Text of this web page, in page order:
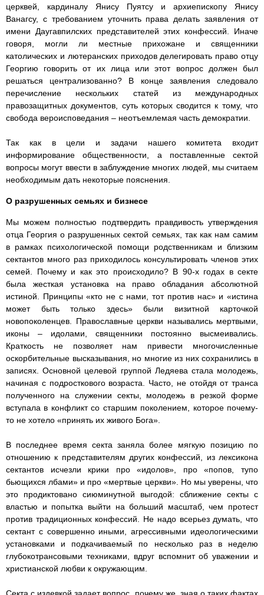
церквей, кардиналу Янису Пуятсу и архиепископу Янису
Ванагсу, с требованием уточнить права делать заявления от
имени Даугавпилских представителей этих конфессий. Иначе
говоря, могли ли местные прихожане и священники
католических и лютеранских приходов делегировать право отцу
Георгию говорить от их лица или этот вопрос должен был
решаться централизованно? В конце заявления следовало
перечисление нескольких статей из международных
правозащитных документов, суть которых сводится к тому, что
свобода вероисповедания – неотъемлемая часть демократии.
Так как в цели и задачи нашего комитета входит
информирование общественности, а поставленные сектой
вопросы могут ввести в заблуждение многих людей, мы считаем
необходимым дать некоторые пояснения.
О разрушенных семьях и бизнесе
Мы можем полностью подтвердить правдивость утверждения
отца Георгия о разрушенных сектой семьях, так как нам самим
в рамках психологической помощи родственникам и близким
сектантов много раз приходилось консультировать членов этих
семей. Почему и как это происходило? В 90-х годах в секте
была жесткая установка на право обладания абсолютной
истиной. Принципы «кто не с нами, тот против нас» и «истина
может быть только здесь» были визитной карточкой
новопоколенцев. Православные церкви назывались мертвыми,
иконы – идолами, священники постоянно высмеивались.
Краткость не позволяет нам привести многочисленные
оскорбительные высказывания, но многие из них сохранились в
записях. Основной целевой группой Ледяева стала молодежь,
начиная с подросткового возраста. Часто, не отойдя от транса
полученного на служении секты, молодежь в резкой форме
вступала в конфликт со старшим поколением, которое почему-
то не хотело «принять их живого Бога».
В последнее время секта заняла более мягкую позицию по
отношению к представителям других конфессий, из лексикона
сектантов исчезли крики про «идолов», про «попов, тупо
бьющихся лбами» и про «мертвые церкви». Но мы уверены, что
это продиктовано сиюминутной выгодой: сближение секты с
властью и попытка выйти на больший масштаб, чем протест
против традиционных конфессий. Не надо всерьез думать, что
сектант с совершенно иными, агрессивными идеологическими
установками и подкачиваемый по несколько раз в неделю
глубокотрансовыми техниками, вдруг вспомнит об уважении и
христианской любви к окружающим.